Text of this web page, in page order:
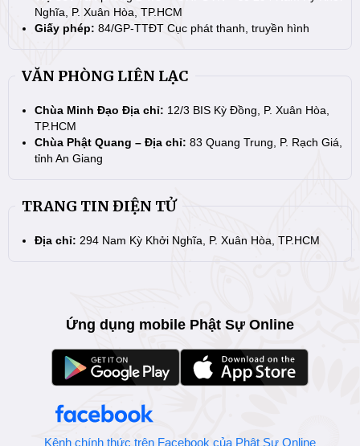
Nghĩa, P. Xuân Hòa, TP.HCM
Giấy phép: 84/GP-TTĐT Cục phát thanh, truyền hình
VĂN PHÒNG LIÊN LẠC
Chùa Minh Đạo Địa chỉ: 12/3 BIS Kỳ Đồng, P. Xuân Hòa,
TP.HCM
Chùa Phật Quang – Địa chỉ: 83 Quang Trung, P. Rạch Giá,
tỉnh An Giang
TRANG TIN ĐIỆN TỬ
Địa chỉ: 294 Nam Kỳ Khởi Nghĩa, P. Xuân Hòa, TP.HCM
Ứng dụng mobile Phật Sự Online
Kênh chính thức trên Facebook của Phật Sự Online